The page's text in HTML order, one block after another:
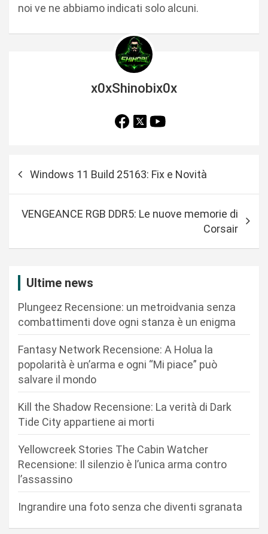
noi ve ne abbiamo indicati solo alcuni.
x0xShinobix0x
Windows 11 Build 25163: Fix e Novità
VENGEANCE RGB DDR5: Le nuove memorie di
Corsair
Ultime news
Plungeez Recensione: un metroidvania senza
combattimenti dove ogni stanza è un enigma
Fantasy Network Recensione: A Holua la
popolarità è un’arma e ogni “Mi piace” può
salvare il mondo
Kill the Shadow Recensione: La verità di Dark
Tide City appartiene ai morti
Yellowcreek Stories The Cabin Watcher
Recensione: Il silenzio è l’unica arma contro
l’assassino
Ingrandire una foto senza che diventi sgranata